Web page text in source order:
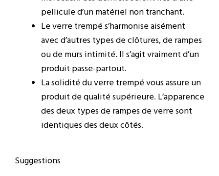
pellicule d’un matériel non tranchant.
Le verre trempé s’harmonise aisément
avec d’autres types de clôtures, de rampes
ou de murs intimité. Il s’agit vraiment d’un
produit passe-partout.
La solidité du verre trempé vous assure un
produit de qualité supérieure. L’apparence
des deux types de rampes de verre sont
identiques des deux côtés.
Suggestions